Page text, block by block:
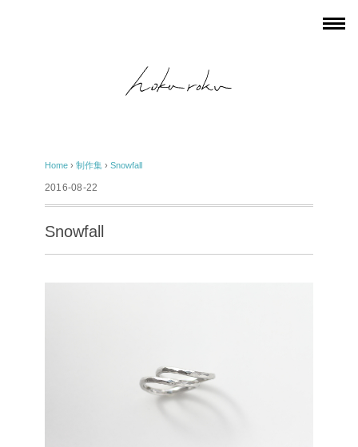
Home › 制作集 › Snowfall
2016-08-22
Snowfall